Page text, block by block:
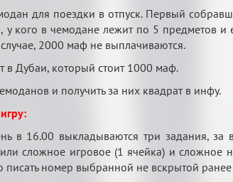
для поездки в отпуск. Первый
у кого в чемодане лежит по 5 предметов и
2000 маф не выплачиваются.
в Дубаи, который стоит 1000 маф.
и получить за них квадрат в инфу.
в 16.00 выкладываются три задания, за
сложное игровое (1 ячейка) и сложное
номер выбранной не вскрытой